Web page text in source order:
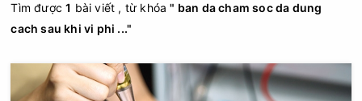
Tìm được1 bài viết , từ khóa" ban da cham soc da dung
cach sau khi vi phi ..."